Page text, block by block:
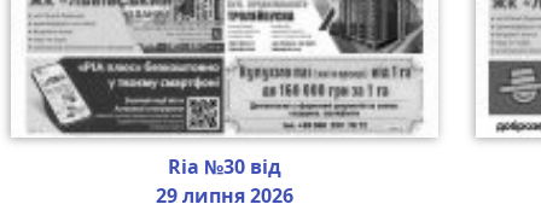
Ria №30 від
29 липня 2026